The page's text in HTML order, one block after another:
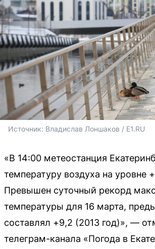
Источник: Владислав Лоншаков / E1.RU
«В 14:00 метеостанция
температуру воздуха на уровне
Превышен суточный рекорд
температуры для 16 марта,
составлял +9,2 (2013 год)», —
телеграм-канала «Погода в